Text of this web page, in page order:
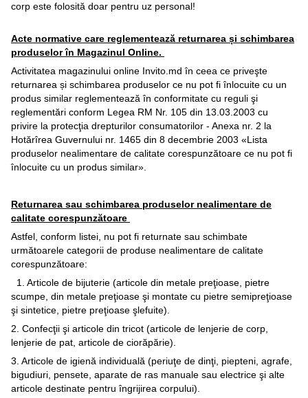
corp este folosită doar pentru uz personal!
Acte normative care reglementează returnarea și schimbarea
produselor în Magazinul Online.
Activitatea magazinului online Invito.md în ceea ce priveşte
returnarea și schimbarea produselor ce nu pot fi înlocuite cu un
produs similar reglementează în conformitate cu reguli şi
reglementări conform Legea RM Nr. 105 din 13.03.2003 cu
privire la protecţia drepturilor consumatorilor - Anexa nr. 2 la
Hotărîrea Guvernului nr. 1465 din 8 decembrie 2003 «Lista
produselor nealimentare de calitate corespunzătoare ce nu pot fi
înlocuite cu un produs similar».
Returnarea sau schimbarea produselor nealimentare de
calitate corespunzătoare
Astfel, conform listei, nu pot fi returnate sau schimbate
următoarele categorii de produse nealimentare de calitate
corespunzătoare:
1. Articole de bijuterie (articole din metale preţioase, pietre
scumpe, din metale preţioase şi montate cu pietre semipreţioase
şi sintetice, pietre preţioase şlefuite).
2. Confecţii şi articole din tricot (articole de lenjerie de corp,
lenjerie de pat, articole de ciorăpărie).
3. Articole de igienă individuală (periuţe de dinţi, piepteni, agrafe,
bigudiuri, pensete, aparate de ras manuale sau electrice şi alte
articole destinate pentru îngrijirea corpului).